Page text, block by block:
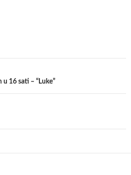
u 16 sati – “Luke”